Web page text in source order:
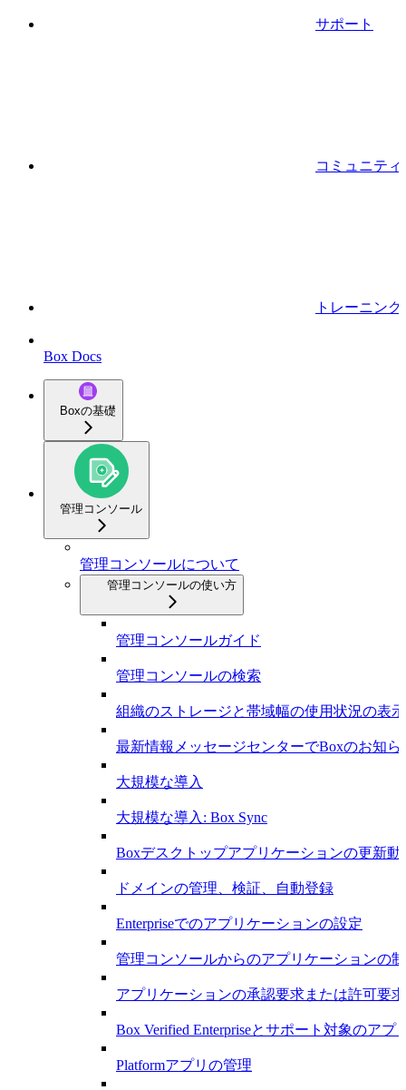
サポート
コミュニティ
トレーニング
Box Docs
Boxの基礎
管理コンソール
管理コンソールについて
管理コンソールの使い方
管理コンソールガイド
管理コンソールの検索
組織のストレージと帯域幅の使用状況の表示
最新情報メッセージセンターでBoxのお知ら
大規模な導入
大規模な導入: Box Sync
Boxデスクトップアプリケーションの更新動
ドメインの管理、検証、自動登録
Enterpriseでのアプリケーションの設定
管理コンソールからのアプリケーションの
アプリケーションの承認要求または許可要
Box Verified Enterpriseとサポート対象のアプ
Platformアプリの管理